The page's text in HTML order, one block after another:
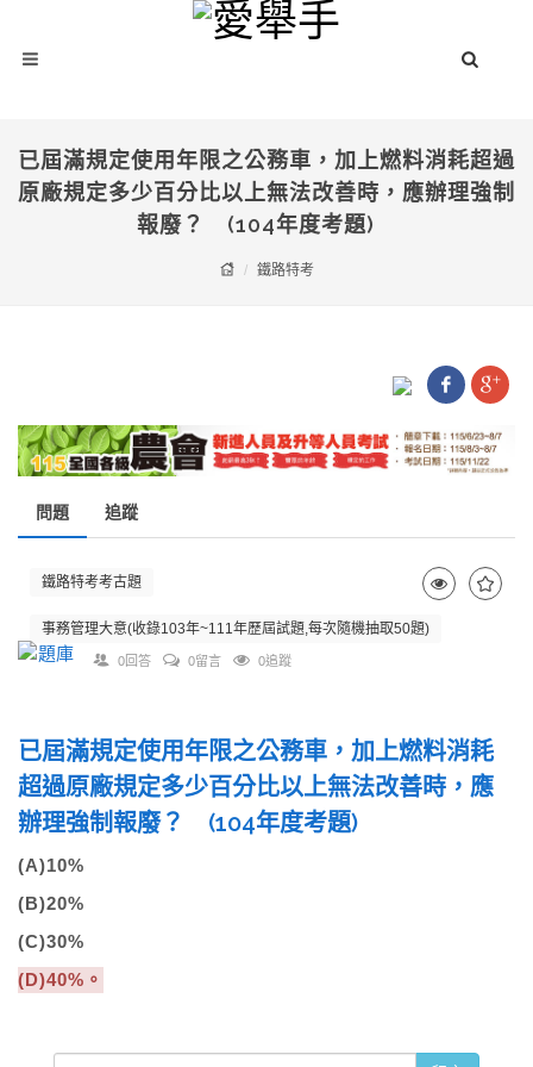
已屆滿規定使用年限之公務車，加上燃料消耗超過
原廠規定多少百分比以上無法改善時，應辦理強制
報廢？ (104年度考題)
鐵路特考
問題 追蹤
鐵路特考考古題
事務管理大意(收錄103年~111年歷屆試題,每次隨機抽取50題)
0回答 0留言 0追蹤
已屆滿規定使用年限之公務車，加上燃料消耗
超過原廠規定多少百分比以上無法改善時，應
辦理強制報廢？ (104年度考題)
(A)10%
(B)20%
(C)30%
(D)40%。